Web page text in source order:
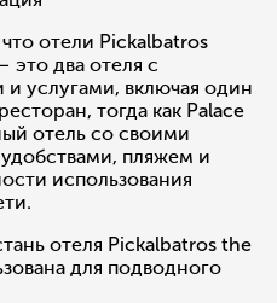
отели Pickalbatros
это два отеля с
услугами, включая один
тогда как Palace
отель со своими
пляжем и
использования
отеля Pickalbatros the
для подводного